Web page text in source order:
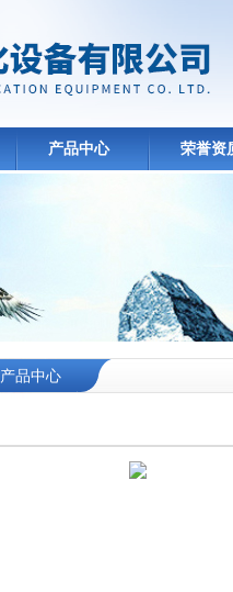
产品中心 荣誉资
产品中心